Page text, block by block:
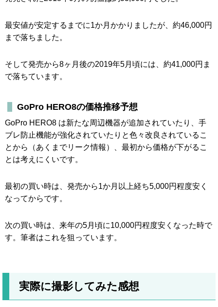
最安値が安定するまでに1か月かかりましたが、約46,000円
まで落ちました。
そして発売から8ヶ月後の2019年5月頃には、約41,000円ま
で落ちています。
GoPro HERO8の価格推移予想
GoPro HERO8 は新たな周辺機器が追加されていたり、手
ブレ防止機能が強化されていたりと色々改良されているこ
とから（あくまでリーク情報）、最初から価格が下がるこ
とは考えにくいです。
最初の買い時は、発売から1か月以上経ち5,000円程度安く
なってからです。
次の買い時は、来年の5月頃に10,000円程度安くなった時で
す。筆者はこれを狙っています。
実際に撮影してみた感想